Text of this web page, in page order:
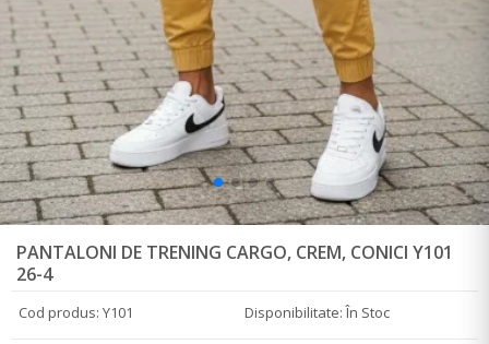
PANTALONI DE TRENING CARGO, CREM, CONICI Y101
26-4
Cod produs: Y101 Disponibilitate: În Stoc